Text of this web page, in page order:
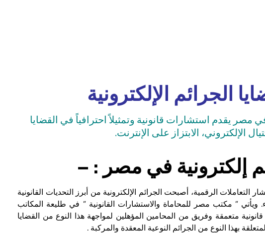
الجرائم الإلكترونية
مصر يقدم استشارات قانونية وتمثيلاً احترافياً في القضايا
الإلكتروني، الابتزاز على الإنترنت.
في مصر : –
الرقمية، أصبحت الجرائم الإلكترونية من أبرز التحديات القانونية
” مكتب مصر للمحاماة والاستشارات القانونية ” في طليعة المكاتب
متعمقة وفريق من المحامين المؤهلين لمواجهة هذا النوع من القضايا
بهذا النوع من الجرائم النوعية المعقدة والمركبة .